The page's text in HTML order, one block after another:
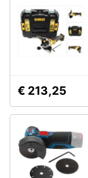
€ 213,25